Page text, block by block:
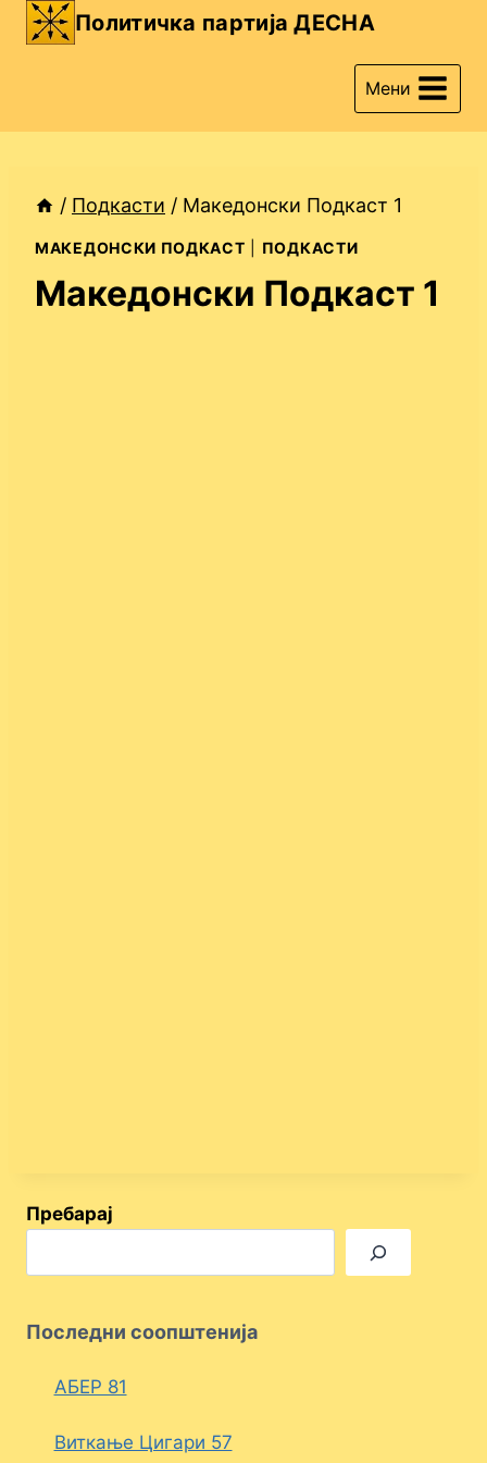
Skip
Политичка партија ДЕСНА
Мени
/ Подкасти / Македонски Подкаст 1
МАКЕДОНСКИ ПОДКАСТ ПОДКАСТИ
Македонски Подкаст 1
Пребарај
Последни соопштенија
АБЕР 81
Виткање Цигари 57